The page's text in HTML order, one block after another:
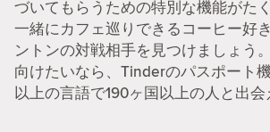
づいてもらうための特別な機能がた
一緒にカフェ巡りできるコーヒー好
ントンの対戦相手を見つけましょう
向けたいなら、Tinderのパスポート
以上の言語で190ヶ国以上の人と出会